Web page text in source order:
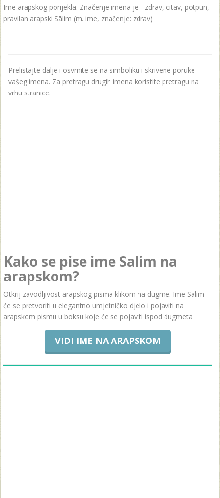
Ime arapskog porijekla. Značenje imena je - zdrav, citav, potpun,
pravilan arapski Sālim (m. ime, značenje: zdrav)
Prelistajte dalje i osvrnite se na simboliku i skrivene poruke
vašeg imena. Za pretragu drugih imena koristite pretragu na
vrhu stranice.
Kako se pise ime Salim na
arapskom?
Otkrij zavodljivost arapskog pisma klikom na dugme. Ime Salim
će se pretvoriti u elegantno umjetničko djelo i pojaviti na
arapskom pismu u boksu koje će se pojaviti ispod dugmeta.
VIDI IME NA ARAPSKOM